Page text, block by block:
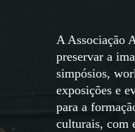
A Associação
preservar a
simpósios,
exposições e
para a
culturais, com